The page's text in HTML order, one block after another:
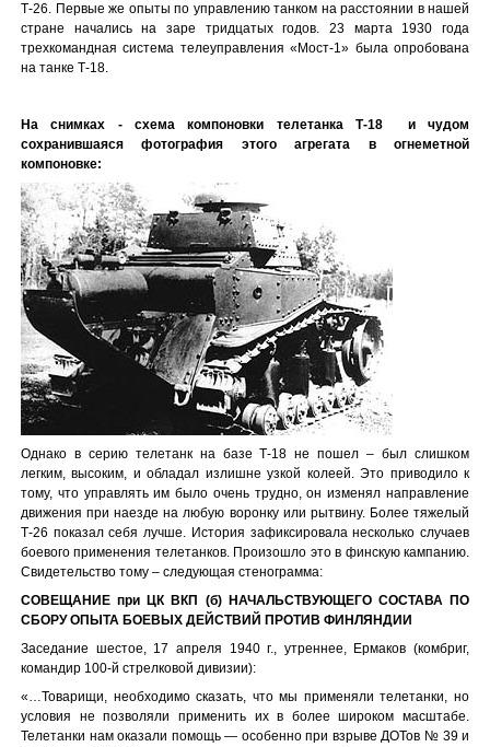
Т-26. Первые же опыты по управлению танком на расстоянии в нашей
стране начались на заре тридцатых годов. 23 марта 1930 года
трехкомандная система телеуправления «Мост-1» была опробована
на танке Т-18.
На снимках - схема компоновки телетанка Т-18 и чудом
сохранившаяся фотография этого агрегата в огнеметной
компоновке:
Однако в серию телетанк на базе Т-18 не пошел – был слишком
легким, высоким, и обладал излишне узкой колеей. Это приводило к
тому, что управлять им было очень трудно, он изменял направление
движения при наезде на любую воронку или рытвину. Более тяжелый
Т-26 показал себя лучше. История зафиксировала несколько случаев
боевого применения телетанков. Произошло это в финскую кампанию.
Свидетельство тому – следующая стенограмма:
СОВЕЩАНИЕ при ЦК ВКП (б) НАЧАЛЬСТВУЮЩЕГО СОСТАВА ПО
СБОРУ ОПЫТА БОЕВЫХ ДЕЙСТВИЙ ПРОТИВ ФИНЛЯНДИИ
Заседание шестое, 17 апреля 1940 г., утреннее, Ермаков (комбриг,
командир 100-й стрелковой дивизии):
«…Товарищи, необходимо сказать, что мы применяли телетанки, но
условия не позволяли применить их в более широком масштабе.
Телетанки нам оказали помощь — особенно при взрыве ДОТов № 39 и